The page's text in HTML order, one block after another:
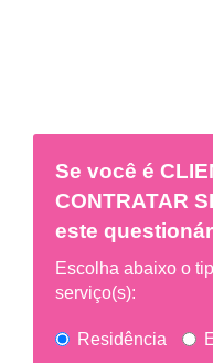
Se você é
CONTRATAR
este
Escolha abaixo o
serviço(s):
Residência